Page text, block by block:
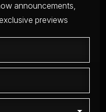
announcements,
previews